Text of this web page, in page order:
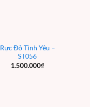
Rực Đỏ Tình Yêu –
ST056
1.500.000₫